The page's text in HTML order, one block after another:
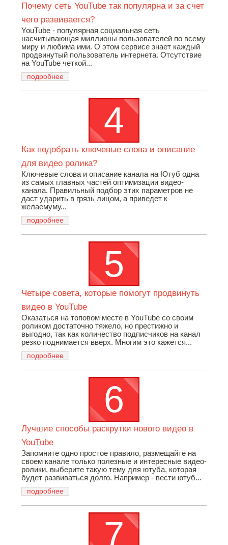
Почему сеть YouTube так популярна и за счет
чего развивается?
YouTube - популярная социальная сеть
насчитывающая миллионы пользователей по всему
миру и любима ими. O этом сервисе знает каждый
продвинутый пользователь интернета. Отсутствие
на YouTube четкой...
подробнее
Как подобрать ключевые слова и описание
для видео ролика?
Ключевые слова и описание канала на Ютуб одна
из самых главных частей оптимизации видео-
канала. Правильный подбор этих параметров не
даст ударить в грязь лицом, а приведет к
желаемуму...
подробнее
Четыре совета, которые помогут продвинуть
видео в YouTube
Оказаться на топовом месте в YouTube со своим
роликом достаточно тяжело, но престижно и
выгодно, так как количество подписчиков на канал
резко поднимается вверх. Многим это кажется...
подробнее
Лучшие способы раскрутки нового видео в
YouTube
Запомните одно простое правило, размещайте на
своем канале только полезные и интересные видео-
ролики, выберите такую тему для ютуба, которая
будет развиваться долго. Например - вести ютуб...
подробнее